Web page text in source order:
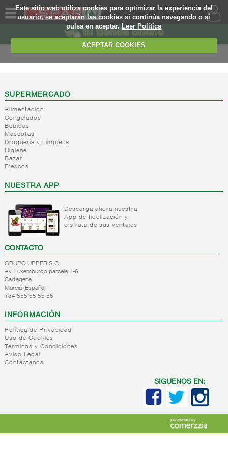
Este sitio web utiliza cookies para optimizar la experiencia del
usuario, se aceptarán las cookies si continúa navegando o si
pulsa en aceptar.Leer Política
ACEPTAR COOKIES
SOMOS
WEB
EJEMPLO
SUPERMERCADO
Alimentacion
Congelados
Bebidas
Mascotas
Droguería y Limpieza
Higiene
Bazar
Frescos
NUESTRA APP
Descarga ahora nuestra
App de fidelización y
disfruta de sus ventajas
CONTACTO
GRUPO UPPER S.C.
Av. Luxemburgo parcela 1-6
Cartagena
Murcia (España)
+34 555 55 55 55
INFORMACIÓN
Política de Privacidad
Uso de Cookies
Terminos y Condiciones
Aviso Legal
Contáctanos
SIGUENOS EN: